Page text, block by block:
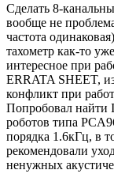
Сделать 8-
вообще не
частота
тахометр как-то
интересное при
ERRATA SHEET,
конфликт при
Попробовал найти
роботов типа
порядка 1.6кГц, в
рекомендовали
ненужных